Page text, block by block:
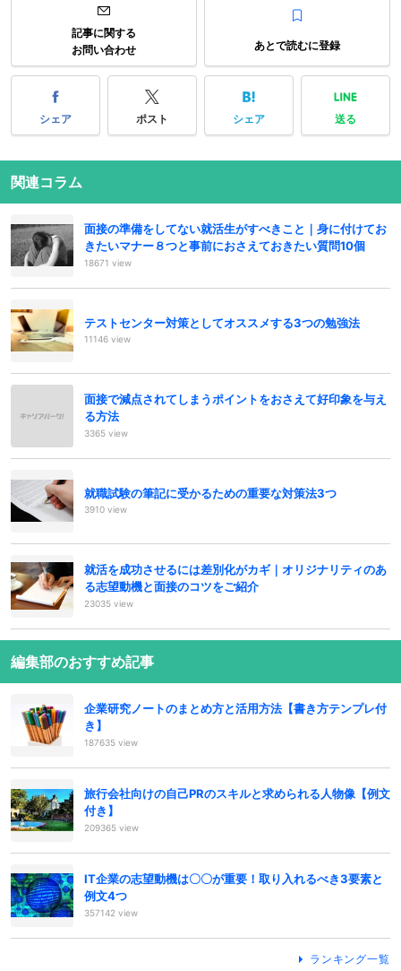
記事に関する
お問い合わせ
あとで読むに登録
シェア ポスト シェア 送る
関連コラム
面接の準備をしてない就活生がすべきこと｜身に付けてお
きたいマナー８つと事前におさえておきたい質問10個
18671 view
テストセンター対策としてオススメする3つの勉強法
11146 view
面接で減点されてしまうポイントをおさえて好印象を与え
る方法
3365 view
就職試験の筆記に受かるための重要な対策法3つ
3910 view
就活を成功させるには差別化がカギ｜オリジナリティのあ
る志望動機と面接のコツをご紹介
23035 view
編集部のおすすめ記事
企業研究ノートのまとめ方と活用方法【書き方テンプレ付
き】
187635 view
旅行会社向けの自己PRのスキルと求められる人物像【例文
付き】
209365 view
IT企業の志望動機は〇〇が重要！取り入れるべき3要素と
例文4つ
357142 view
ランキング一覧